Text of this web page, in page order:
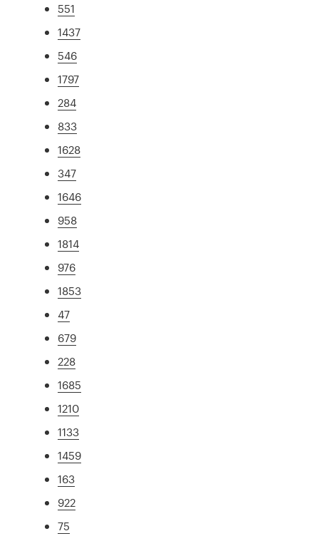
551
1437
546
1797
284
833
1628
347
1646
958
1814
976
1853
47
679
228
1685
1210
1133
1459
163
922
75